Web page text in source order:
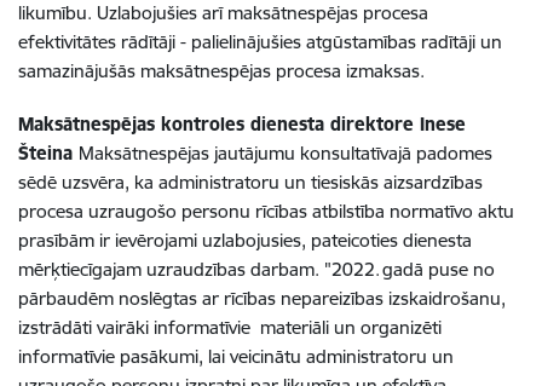
likumību. Uzlabojušies arī maksātnespējas procesa
efektivitātes rādītāji - palielinājušies atgūstamības radītāji un
samazinājušās maksātnespējas procesa izmaksas.
Maksātnespējas kontroles dienesta direktore Inese
Šteina Maksātnespējas jautājumu konsultatīvajā padomes
sēdē uzsvēra, ka administratoru un tiesiskās aizsardzības
procesa uzraugošo personu rīcības atbilstība normatīvo aktu
prasībām ir ievērojami uzlabojusies, pateicoties dienesta
mērķtiecīgajam uzraudzības darbam. "2022. gadā puse no
pārbaudēm noslēgtas ar rīcības nepareizības izskaidrošanu,
izstrādāti vairāki informatīvie materiāli un organizēti
informatīvie pasākumi, lai veicinātu administratoru un